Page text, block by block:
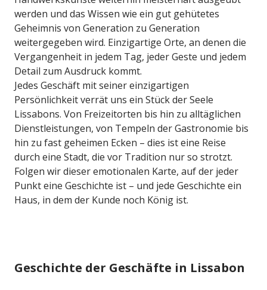
werden und das Wissen wie ein gut gehütetes
Geheimnis von Generation zu Generation
weitergegeben wird. Einzigartige Orte, an denen die
Vergangenheit in jedem Tag, jeder Geste und jedem
Detail zum Ausdruck kommt.
Jedes Geschäft mit seiner einzigartigen
Persönlichkeit verrät uns ein Stück der Seele
Lissabons. Von Freizeitorten bis hin zu alltäglichen
Dienstleistungen, von Tempeln der Gastronomie bis
hin zu fast geheimen Ecken – dies ist eine Reise
durch eine Stadt, die vor Tradition nur so strotzt.
Folgen wir dieser emotionalen Karte, auf der jeder
Punkt eine Geschichte ist – und jede Geschichte ein
Haus, in dem der Kunde noch König ist.
Geschichte der Geschäfte in Lissabon